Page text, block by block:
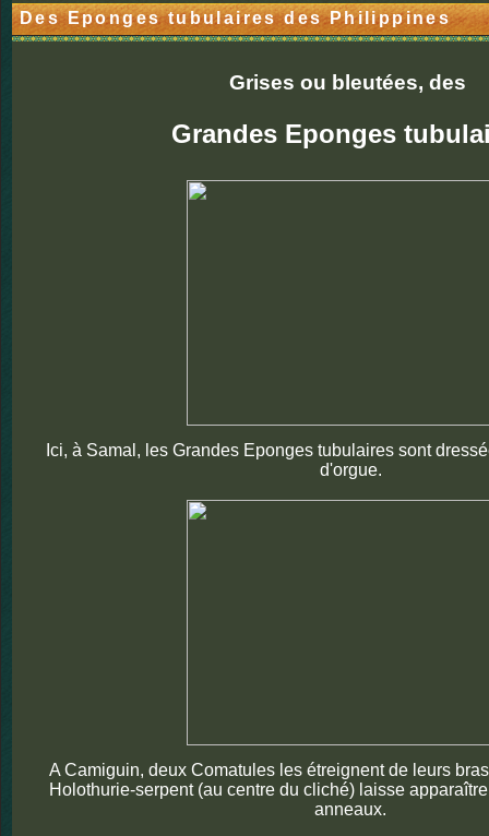
Des Eponges tubulaires des Philippines
Grises ou bleutées, des
Grandes Eponges
Ici, à Samal, les Grandes Eponges tubulaires sont
d'orgue.
A Camiguin, deux Comatules les étreignent de leurs
Holothurie-serpent (au centre du cliché) laisse
anneaux.